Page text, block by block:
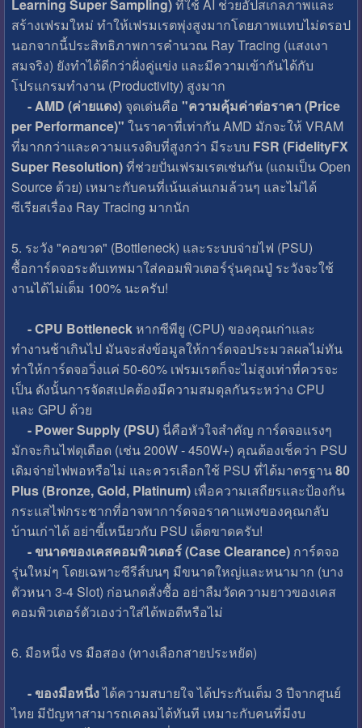
Learning Super Sampling)ที่ใช้ AI ช่วยอัปสเกลภาพและ
สร้างเฟรมใหม่ ทำให้เฟรมเรตพุ่งสูงมากโดยภาพแทบไม่ดรอป
นอกจากนี้ประสิทธิภาพการคำนวณ Ray Tracing (แสงเงา
สมจริง) ยังทำได้ดีกว่าฝั่งคู่แข่ง และมีความเข้ากันได้กับ
โปรแกรมทำงาน (Productivity) สูงมาก
- AMD (ค่ายแดง)จุดเด่นคือ "ความคุ้มค่าต่อราคา (Price
per Performance)" ในราคาที่เท่ากัน AMD มักจะให้ VRAM
ที่มากกว่าและความแรงดิบที่สูงกว่า มีระบบ FSR (FidelityFX
Super Resolution)ที่ช่วยปั่นเฟรมเรตเช่นกัน (แถมเป็น Open
Source ด้วย) เหมาะกับคนที่เน้นเล่นเกมล้วนๆ และไม่ได้
ซีเรียสเรื่อง Ray Tracing มากนัก
5. ระวัง "คอขวด" (Bottleneck) และระบบจ่ายไฟ (PSU)
ซื้อการ์ดจอระดับเทพมาใส่คอมพิวเตอร์รุ่นคุณปู่ ระวังจะใช้
งานได้ไม่เต็ม 100% นะครับ!
- CPU Bottleneckหากซีพียู (CPU) ของคุณเก่าและ
ทำงานช้าเกินไป มันจะส่งข้อมูลให้การ์ดจอประมวลผลไม่ทัน
ทำให้การ์ดจอวิ่งแค่ 50-60% เฟรมเรตก็จะไม่สูงเท่าที่ควรจะ
เป็น ดังนั้นการจัดสเปคต้องมีความสมดุลกันระหว่าง CPU
และ GPU ด้วย
- Power Supply (PSU)นี่คือหัวใจสำคัญ การ์ดจอแรงๆ
มักจะกินไฟดุเดือด (เช่น 200W - 450W+) คุณต้องเช็คว่า PSU
เดิมจ่ายไฟพอหรือไม่ และควรเลือกใช้ PSU ที่ได้มาตรฐาน80
Plus (Bronze, Gold, Platinum)เพื่อความเสถียรและป้องกัน
กระแสไฟกระชากที่อาจพาการ์ดจอราคาแพงของคุณกลับ
บ้านเก่าได้ อย่าขี้เหนียวกับ PSU เด็ดขาดครับ!
- ขนาดของเคสคอมพิวเตอร์ (Case Clearance)การ์ดจอ
รุ่นใหม่ๆ โดยเฉพาะซีรีส์บนๆ มีขนาดใหญ่และหนามาก (บาง
ตัวหนา 3-4 Slot) ก่อนกดสั่งซื้อ อย่าลืมวัดความยาวของเคส
คอมพิวเตอร์ตัวเองว่าใส่ได้พอดีหรือไม่
6. มือหนึ่ง vs มือสอง (ทางเลือกสายประหยัด)
- ของมือหนึ่งได้ความสบายใจ ได้ประกันเต็ม 3 ปีจากศูนย์
ไทย มีปัญหาสามารถเคลมได้ทันที เหมาะกับคนที่มีงบ